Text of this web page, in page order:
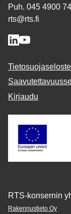
Puh. 045 4900
rts@rts.fi
Tietosuojaseloste
Kirjaudu
RTS-konsernin
Rakennustieto Oy